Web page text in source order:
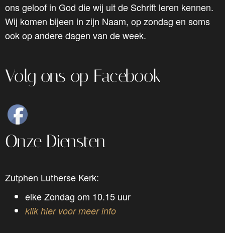
ons geloof in God die wij uit de Schrift leren kennen.
Wij komen bijeen in zijn Naam, op zondag en soms
ook op andere dagen van de week.
Volg ons op Facebook
Onze Diensten
Zutphen Lutherse Kerk:
elke Zondag om 10.15 uur
klik hier voor meer info